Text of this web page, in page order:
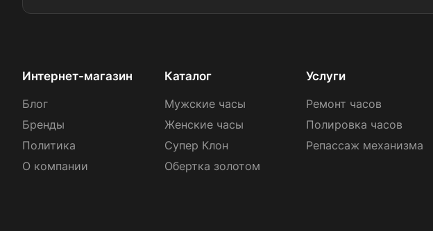
Интернет-магазин
Блог
Бренды
Политика
О компании
Каталог
Мужские часы
Женские часы
Супер Клон
Обертка золотом
Услуги
Ремонт часов
Полировка часов
Репассаж механизма